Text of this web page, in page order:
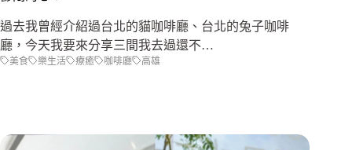
過去我曾經介紹過台北的貓咖啡廳、台北的兔子咖啡
廳，今天我要來分享三間我去過還不…
美食 樂生活 療癒 咖啡廳 高雄